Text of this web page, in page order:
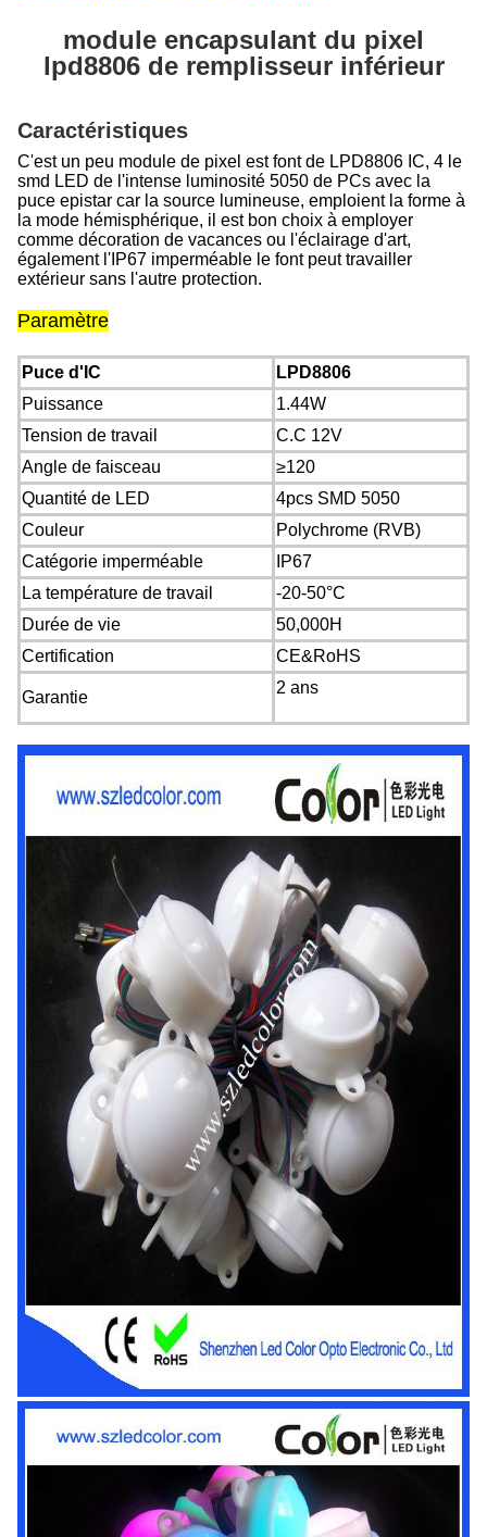
module encapsulant du pixel
lpd8806 de remplisseur inférieur
Caractéristiques
C'est un peu module de pixel est font de LPD8806 IC, 4 le
smd LED de l'intense luminosité 5050 de PCs avec la
puce epistar car la source lumineuse, emploient la forme à
la mode hémisphérique, il est bon choix à employer
comme décoration de vacances ou l'éclairage d'art,
également l'IP67 imperméable le font peut travailler
extérieur sans l'autre protection.
Paramètre
Puce d'IC
LPD8806
Puissance
1.44W
Tension de travail
C.C 12V
Angle de faisceau
≥120
Quantité de LED
4pcs SMD 5050
Couleur
Polychrome (RVB)
Catégorie imperméable
IP67
La température de travail
-20-50°C
Durée de vie
50,000H
Certification
CE&RoHS
Garantie
2 ans